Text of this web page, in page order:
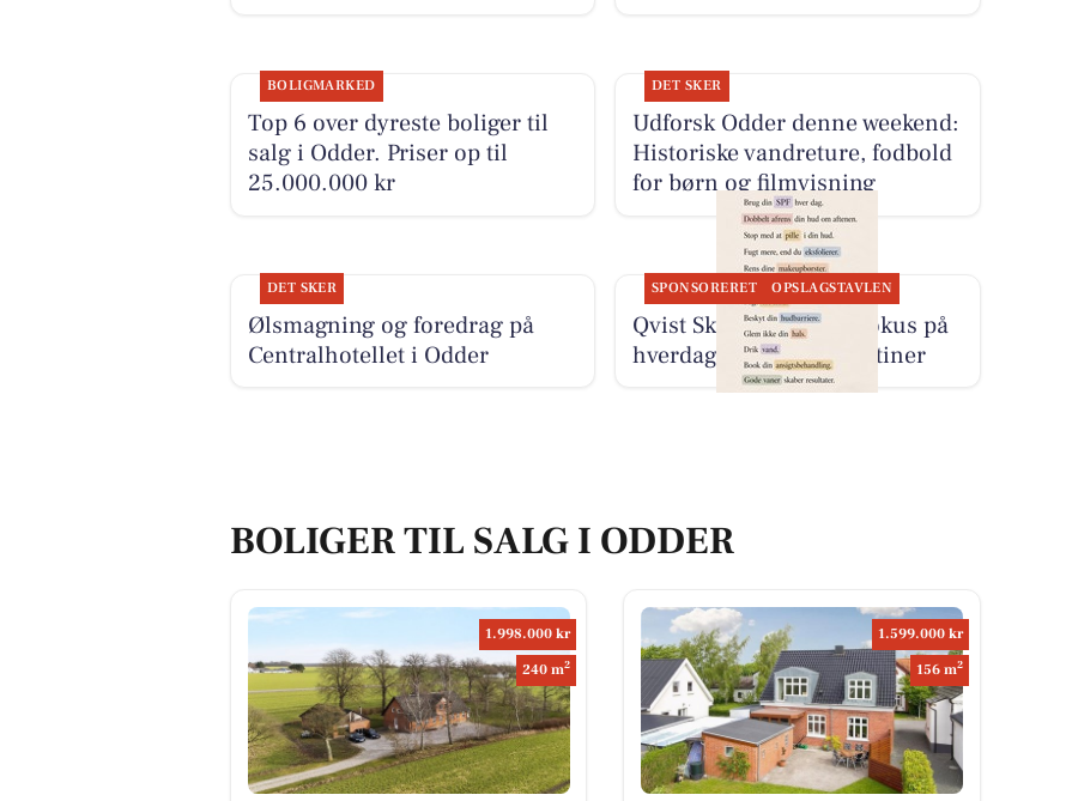
BOLIGMARKED
Top 6 over dyreste boliger til
salg i Odder. Priser op til
25.000.000 kr
DET SKER
Udforsk Odder denne weekend:
Historiske vandreture, fodbold
for børn og filmvisning
DET SKER
Ølsmagning og foredrag på
Centralhotellet i Odder
SPONSORERET OPSLAGSTAVLEN
Qvist Skincare sætter fokus på
hverdagens hudplejerutiner
BOLIGER TIL SALG I ODDER
1.998.000 kr
240 m2
1.599.000 kr
156 m2